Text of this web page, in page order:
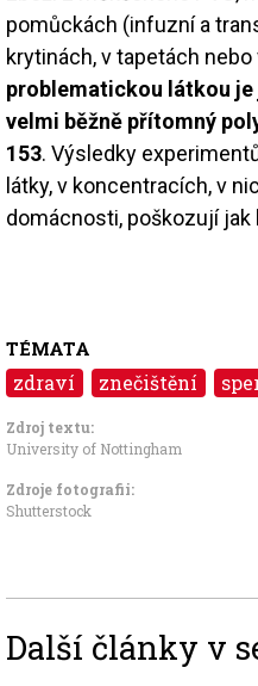
pomůckách (infuzní a
krytinách, v tapetách
problematickou látkou je
velmi běžně přítomný
153. Výsledky
látky, v koncentracích, v
domácnosti, poškozují jak
TÉMATA
zdraví znečištění
Zdroj textu:
University of Nottingham
Zdroje fotografii:
Shutterstock
Další články v